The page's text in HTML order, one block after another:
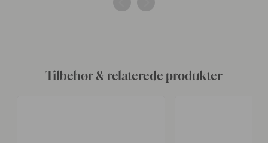
Tilbehør & relaterede produkter